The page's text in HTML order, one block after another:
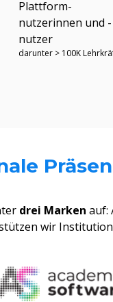
Plattform-
nutzerinnen und -
nutzer
darunter > 100K
drei Marken auf:
wir